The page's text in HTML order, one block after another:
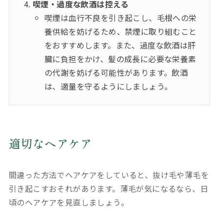
喫煙・過度な飲酒は控える
喫煙は血行不良を引き起こし、毛根への栄
養供給を妨げるため、禁煙に取り組むこと
をおすすめします。また、過度な飲酒は肝
臓に負担をかけ、髪の成長に必要な栄養素
の代謝を妨げる可能性があります。飲酒
は、適量を守るようにしましょう。
適切なヘアケア
間違った方法でヘアケアをしていると、抜け毛や薄毛を
引き起こすおそれがあります。薄毛が気になるなら、日
頃のヘアケアを見直しましょう。